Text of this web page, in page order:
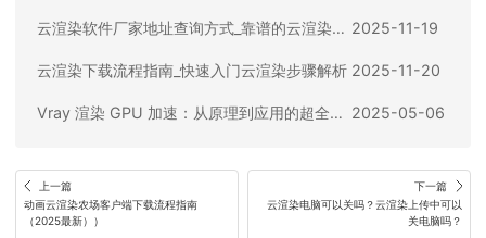
云渲染软件厂家地址查询方式_靠谱的云渲染软件厂家有哪些 2025-11-19
云渲染下载流程指南_快速入门云渲染步骤解析 2025-11-20
Vray 渲染 GPU 加速：从原理到应用的超全攻略 2025-05-06
上一篇
动画云渲染农场客户端下载流程指南
（2025最新））
下一篇
云渲染电脑可以关吗？云渲染上传中可以
关电脑吗？